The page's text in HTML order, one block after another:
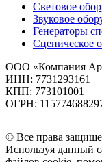
Световое
Звуковое
Генераторы
Сценическое
ООО «Компания
ИНН: 7731293161
КПП: 773101001
ОГРН:
© Все права
Используя данный